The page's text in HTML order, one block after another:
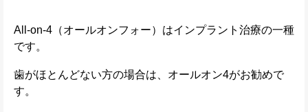
All-on-4（オールオンフォー）はインプラント治療の一種
です。
歯がほとんどない方の場合は、オールオン4がお勧めで
す。